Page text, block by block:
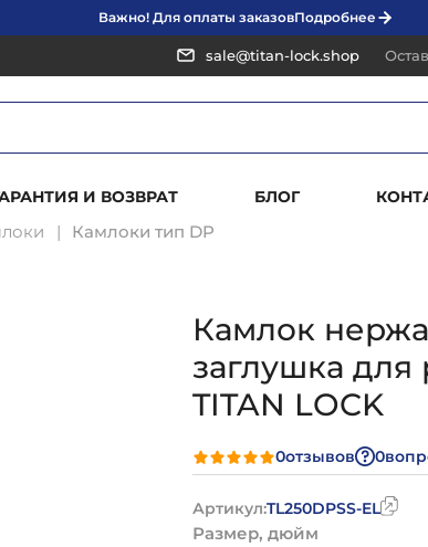
Важно! Для оплаты заказовПодробнее
sale@titan-lock.shop
И ВОЗВРАТ БЛОГ
Камлоки тип DP
Камлок
заглушка для
TITAN LOCK
0отзывов 0
Артикул:TL250DPSS-EL
Размер, дюйм